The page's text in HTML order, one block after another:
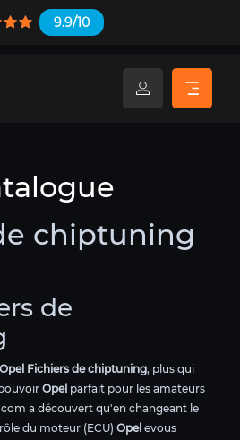
9.9/10
chiptuning
de
Opel Fichiers de chiptuning, plus qui
Opel parfait pour les amateurs
a découvert qu'en changeant le
du moteur (ECU) Opel evous